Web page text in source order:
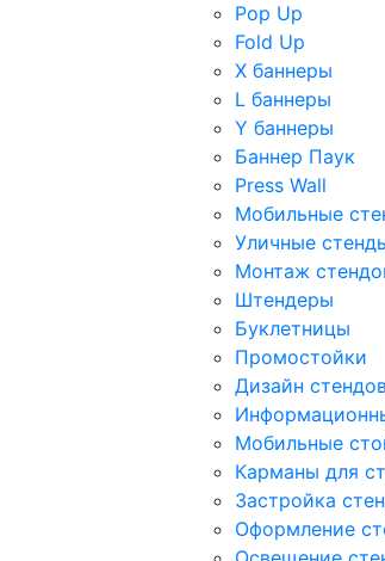
Pop Up
Fold Up
Х баннеры
L баннеры
Y баннеры
Баннер Паук
Press Wall
Мобильные
Уличные
Монтаж
Штендеры
Буклетницы
Промостойки
Дизайн
Мобильные
Карманы для
Застройка
Оформление